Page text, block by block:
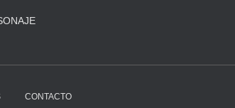
CONTACTO